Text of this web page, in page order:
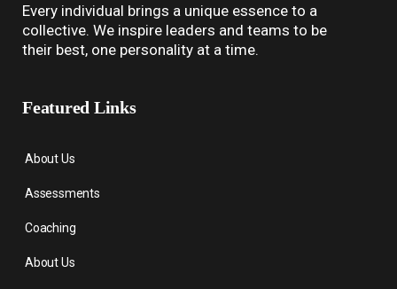
Every individual brings a unique essence to a
collective. We inspire leaders and teams to be
their best, one personality at a time.
Featured Links
About Us
Assessments
Coaching
About Us